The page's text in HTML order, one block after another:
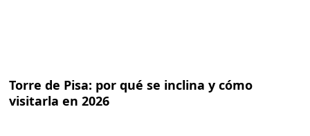
Torre de Pisa: por qué se inclina y cómo
visitarla en 2026